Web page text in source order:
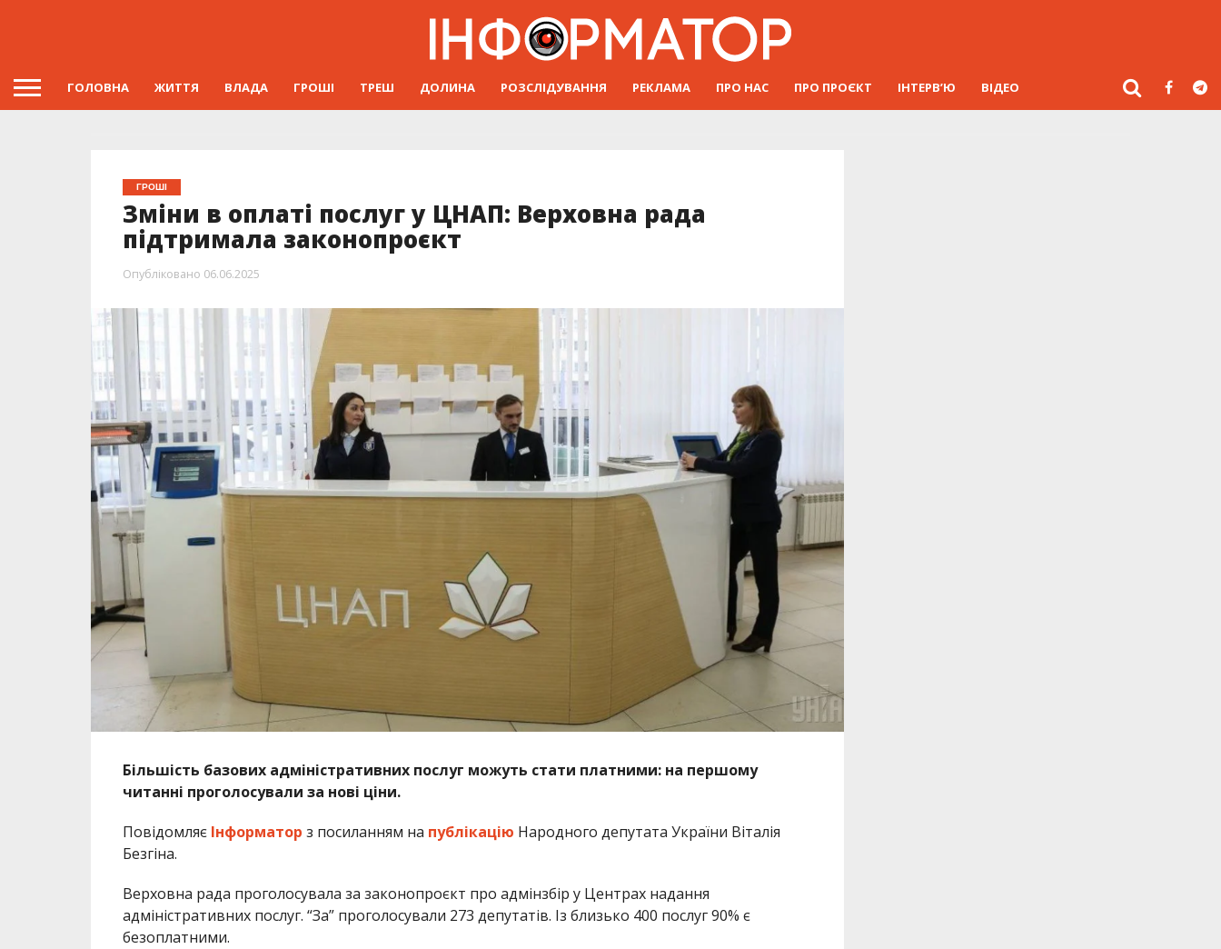
ГОЛОВНА ЖИТТЯ ВЛАДА ГРОШІ ТРЕШ ДОЛИНА РОЗСЛІДУВАННЯ РЕКЛАМА ПРО НАС ПРО ПРОЄКТ ІНТЕРВ’Ю ВІДЕО
ГРОШІ
Зміни в оплаті послуг у ЦНАП: Верховна рада
підтримала законопроєкт
Опубліковано 06.06.2025
Більшість базових адміністративних послуг можуть стати платними: на першому
читанні проголосували за нові ціни.
Повідомляє Інформатор з посиланням на публікацію Народного депутата України Віталія
Безгіна.
Верховна рада проголосувала за законопроєкт про адмінзбір у Центрах надання
адміністративних послуг. “За” проголосували 273 депутатів. Із близько 400 послуг 90% є
безоплатними.